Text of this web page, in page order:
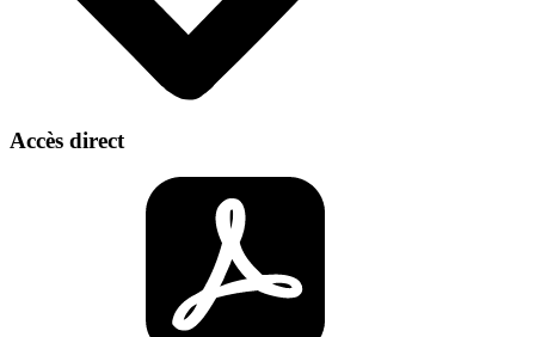
Accès direct